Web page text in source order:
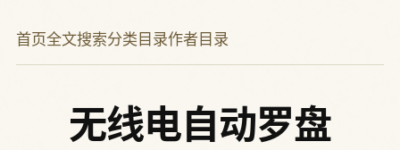
首页全文搜索分类目录作者目录
无线电自动罗盘